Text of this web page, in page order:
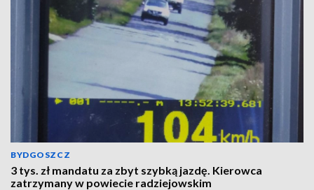
BYDGOSZCZ
3 tys. zł mandatu za zbyt szybką jazdę. Kierowca
zatrzymany w powiecie radziejowskim